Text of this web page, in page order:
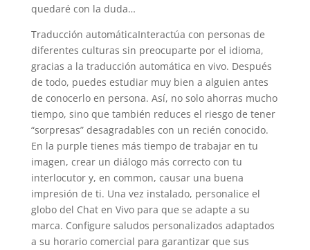
quedaré con la duda…
Traducción automáticaInteractúa con personas de
diferentes culturas sin preocuparte por el idioma,
gracias a la traducción automática en vivo. Después
de todo, puedes estudiar muy bien a alguien antes
de conocerlo en persona. Así, no solo ahorras mucho
tiempo, sino que también reduces el riesgo de tener
“sorpresas” desagradables con un recién conocido.
En la purple tienes más tiempo de trabajar en tu
imagen, crear un diálogo más correcto con tu
interlocutor y, en common, causar una buena
impresión de ti. Una vez instalado, personalice el
globo del Chat en Vivo para que se adapte a su
marca. Configure saludos personalizados adaptados
a su horario comercial para garantizar que sus